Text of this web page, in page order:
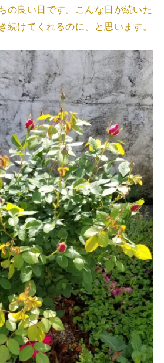
の良い日です。こんな日が続いた
続けてくれるのに、と思います。